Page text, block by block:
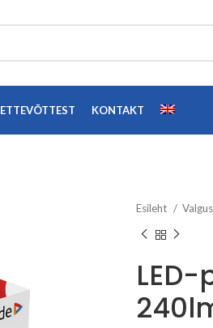
ETTEVÕTTEST KONTAKT
Esileht